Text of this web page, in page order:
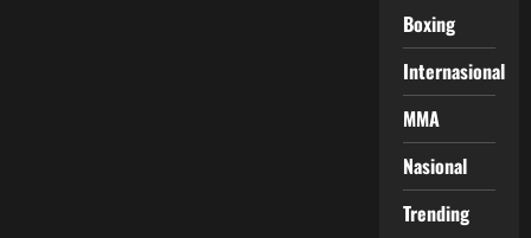
Boxing
Internasional
MMA
Nasional
Trending